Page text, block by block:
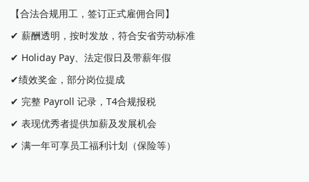
【合法合规用工，签订正式雇佣合同】
✔ 薪酬透明，按时发放，符合安省劳动标准
✔ Holiday Pay、法定假日及带薪年假
✔绩效奖金，部分岗位提成
✔ 完整 Payroll 记录，T4合规报税
✔ 表现优秀者提供加薪及发展机会
✔ 满一年可享员工福利计划（保险等）